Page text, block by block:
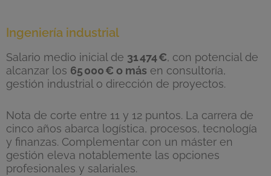
Ingeniería industrial
Salario medio inicial de 31474€, con potencial de
alcanzar los 65000€ o más en consultoría,
gestión industrial o dirección de proyectos.
Nota de corte entre 11 y 12 puntos. La carrera de
cinco años abarca logística, procesos, tecnología
y finanzas. Complementar con un máster en
gestión eleva notablemente las opciones
profesionales y salariales.